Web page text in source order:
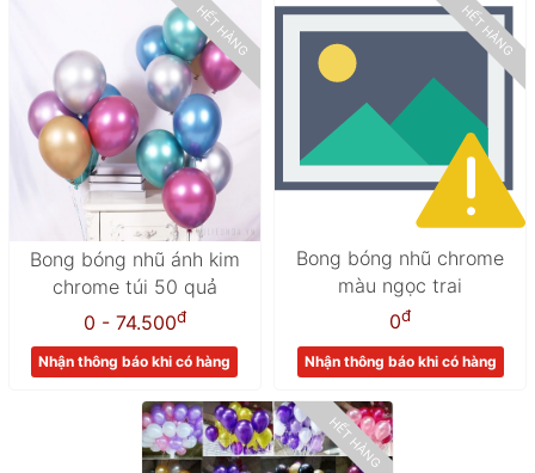
Bong bóng nhũ ánh kim
chrome túi 50 quả
0 - 74.500đ
Nhận thông báo khi có hàng
HẾT HÀNG
Bong bóng nhũ chrome
màu ngọc trai
0đ
Nhận thông báo khi có hàng
HẾT HÀNG
HẾT HÀNG